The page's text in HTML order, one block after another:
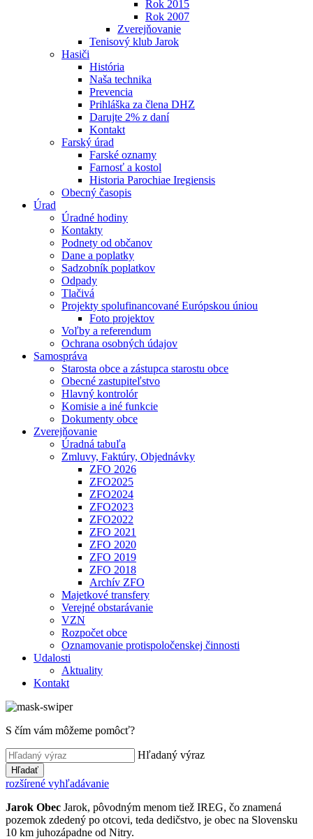
Rok 2015
Rok 2007
Zverejňovanie
Tenisový klub Jarok
Hasiči
História
Naša technika
Prevencia
Prihláška za člena DHZ
Darujte 2% z daní
Kontakt
Farský úrad
Farské oznamy
Farnosť a kostol
Historia Parochiae Iregiensis
Obecný časopis
Úrad
Úradné hodiny
Kontakty
Podnety od občanov
Dane a poplatky
Sadzobník poplatkov
Odpady
Tlačivá
Projekty spolufinancované Európskou úniou
Foto projektov
Voľby a referendum
Ochrana osobných údajov
Samospráva
Starosta obce a zástupca starostu obce
Obecné zastupiteľstvo
Hlavný kontrolór
Komisie a iné funkcie
Dokumenty obce
Zverejňovanie
Úradná tabuľa
Zmluvy, Faktúry, Objednávky
ZFO 2026
ZFO2025
ZFO2024
ZFO2023
ZFO2022
ZFO 2021
ZFO 2020
ZFO 2019
ZFO 2018
Archív ZFO
Majetkové transfery
Verejné obstarávanie
VZN
Rozpočet obce
Oznamovanie protispoločenskej činnosti
Udalosti
Aktuality
Kontakt
S čím vám môžeme pomôcť?
Hľadaný výraz
Hľadať
rozšírené vyhľadávanie
Jarok Obec Jarok, pôvodným menom tiež IREG, čo znamená
pozemok zdedený po otcovi, teda dedičstvo, je obec na Slovensku
10 km juhozápadne od Nitry.